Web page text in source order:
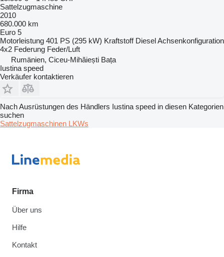
Sattelzugmaschine
2010
680.000 km
Euro 5
Motorleistung 401 PS (295 kW) Kraftstoff DieselAchsenkonfiguration
4x2 Federung Feder/Luft
Rumänien, Ciceu-Mihăiești Bața
Iustina speed
Verkäufer kontaktieren
Nach Ausrüstungen des Händlers Iustina speed in diesen Kategorien
suchen
Sattelzugmaschinen LKWs
Firma
Über uns
Hilfe
Kontakt